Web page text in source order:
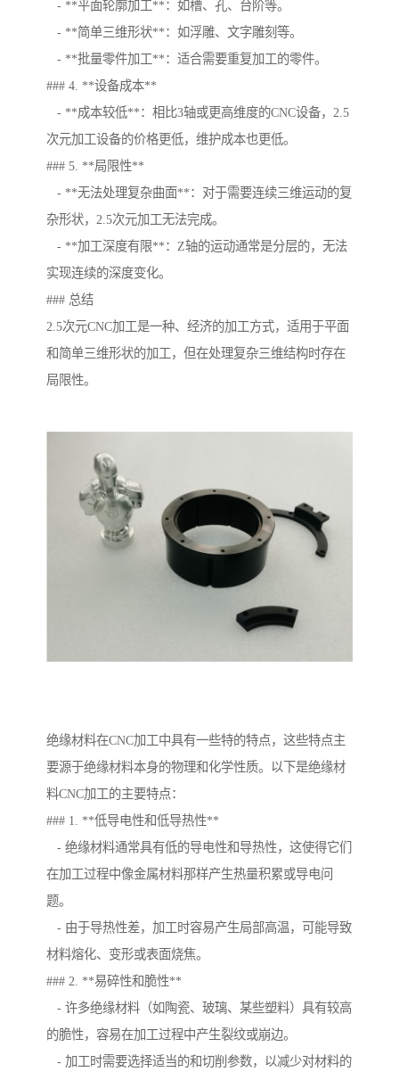
- **平面轮廓加工**：如槽、孔、台阶等。
- **简单三维形状**：如浮雕、文字雕刻等。
- **批量零件加工**：适合需要重复加工的零件。
### 4. **设备成本**
- **成本较低**：相比3轴或更高维度的CNC设备，2.5
次元加工设备的价格更低，维护成本也更低。
### 5. **局限性**
- **无法处理复杂曲面**：对于需要连续三维运动的复
杂形状，2.5次元加工无法完成。
- **加工深度有限**：Z轴的运动通常是分层的，无法
实现连续的深度变化。
### 总结
2.5次元CNC加工是一种、经济的加工方式，适用于平面
和简单三维形状的加工，但在处理复杂三维结构时存在
局限性。
绝缘材料在CNC加工中具有一些特的特点，这些特点主
要源于绝缘材料本身的物理和化学性质。以下是绝缘材
料CNC加工的主要特点：
### 1. **低导电性和低导热性**
- 绝缘材料通常具有低的导电性和导热性，这使得它们
在加工过程中像金属材料那样产生热量积累或导电问
题。
- 由于导热性差，加工时容易产生局部高温，可能导致
材料熔化、变形或表面烧焦。
### 2. **易碎性和脆性**
- 许多绝缘材料（如陶瓷、玻璃、某些塑料）具有较高
的脆性，容易在加工过程中产生裂纹或崩边。
- 加工时需要选择适当的和切削参数，以减少对材料的